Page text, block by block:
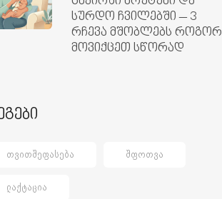
სურდო ჩვილებში – 3
რჩევა მშობლებს როგორ
მოვიქცეთ სწორად
ᲗᲕᲘᲗᲨᲔᲤᲐᲡᲔᲑᲐ ᲨᲤᲝᲗᲕᲐ
ᲚᲐᲥᲢᲐᲪᲘᲐ